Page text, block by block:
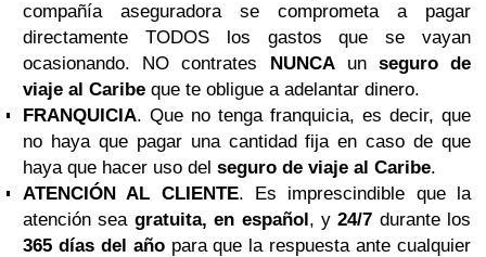
compañía aseguradora se comprometa a pagar
directamente TODOS los gastos que se vayan
ocasionando. NO contrates NUNCAun seguro de
viaje al Caribe que te obligue a adelantar dinero.
FRANQUICIA. Que no tenga franquicia, es decir, que
no haya que pagar una cantidad fija en caso de que
haya que hacer uso del seguro de viaje al Caribe.
ATENCIÓN AL CLIENTE. Es imprescindible que la
atención seagratuita, en español, y24/7 durante los
365 días del añopara que la respuesta ante cualquier